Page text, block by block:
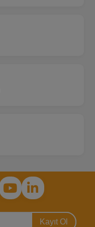
Kayıt Ol